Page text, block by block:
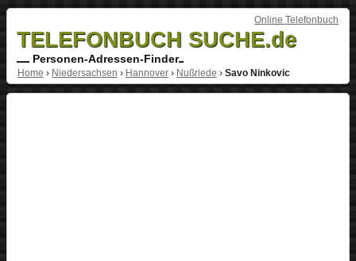
Online Telefonbuch
TELEFONBUCH SUCHE.de
Personen-Adressen-Finder
Home › Niedersachsen › Hannover› Nußriede › Savo Ninkovic